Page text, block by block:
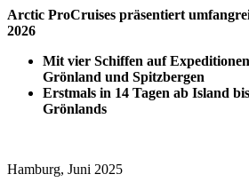
Arctic ProCruises präsentiert
2026
Mit vier Schiffen auf
Grönland und Spitzbergen
Erstmals in 14 Tagen ab Island
Grönlands
Hamburg, Juni 2025